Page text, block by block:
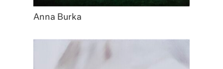
Anna Burka